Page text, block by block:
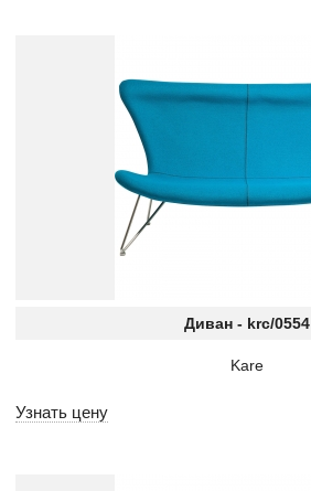
Диван - krc/0554
Kare
Узнать цену